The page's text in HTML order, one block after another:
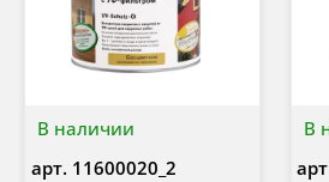
В наличии
арт. 11600020_2
В